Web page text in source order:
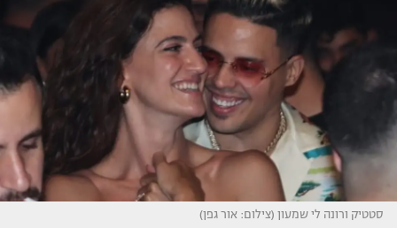
סטטיק ורונה לי שמעון (צילום: אור גפן)